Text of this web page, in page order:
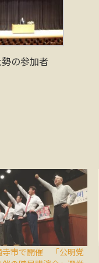
の参加者
寺市で開催 「公明党